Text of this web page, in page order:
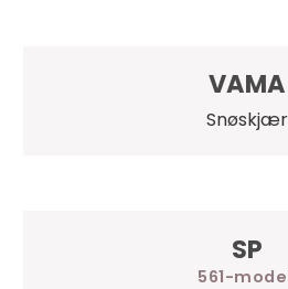
VAMA
Snøskjær
SP
561